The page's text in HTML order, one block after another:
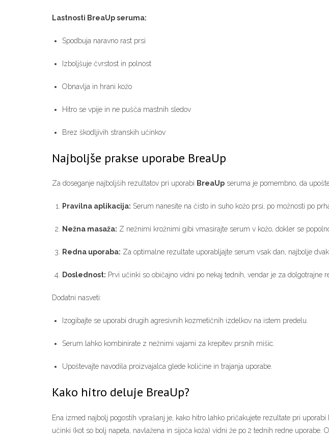
Lastnosti BreaUp seruma:
Spodbuja naravno rast prsi
Izboljšuje čvrstost in polnost
Obnavlja in hrani kožo
Hitro se vpije in ne pušča mastnih sledov
Brez škodljivih stranskih učinkov
Najboljše prakse uporabe BreaUp
Za doseganje najboljših rezultatov pri uporabi BreaUp seruma je pomembno, da
Pravilna aplikacija: Serum nanesite na čisto in suho kožo prsi, po možnosti po
Nežna masaža: Z nežnimi krožnimi gibi vmasirajte serum v kožo, dokler se
Redna uporaba: Za optimalne rezultate uporabljajte serum vsak dan, najbolje
Doslednost: Prvi učinki so običajno vidni po nekaj tednih, vendar je za dolgotrajne
Dodatni nasveti:
Izogibajte se uporabi drugih agresivnih kozmetičnih izdelkov na istem predelu.
Serum lahko kombinirate z nežnimi vajami za krepitev prsnih mišic.
Upoštevajte navodila proizvajalca glede količine in trajanja uporabe.
Kako hitro deluje BreaUp?
Ena izmed najbolj pogostih vprašanj je, kako hitro lahko pričakujete rezultate pri
učinki (kot so bolj napeta, navlažena in sijoča koža) vidni že po 2 tednih redne